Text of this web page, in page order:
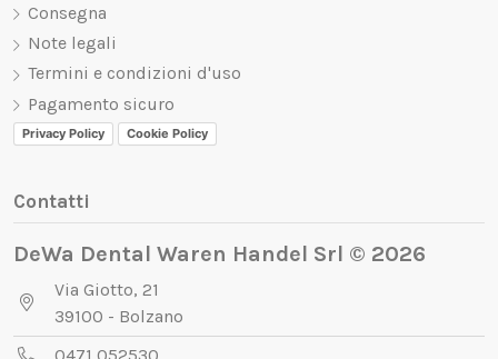
Consegna
Note legali
Termini e condizioni d'uso
Pagamento sicuro
Privacy Policy Cookie Policy
Contatti
DeWa Dental Waren Handel Srl © 2026
Via Giotto, 21
39100 - Bolzano